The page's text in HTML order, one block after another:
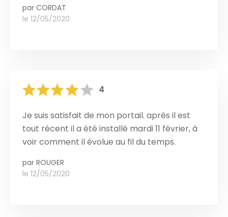
par CORDAT
le 12/05/2020
4
Je suis satisfait de mon portail. après il est
tout récent il a été installé mardi 11 février, à
voir comment il évolue au fil du temps.
par ROUGER
le 12/05/2020